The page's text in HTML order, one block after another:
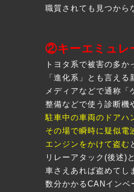
職質されても見つから
②キーエミュレ
トヨタ系で被害の多
「進化系」とも言える
メディアなどで通称「
整備などで使う診断機
駐車中の車両のドアハ
その場で瞬時に疑似電
エンジンをかけて盗む
リレーアタック(後述)
車さえあれば盗めてし
数分かかるCANインベ